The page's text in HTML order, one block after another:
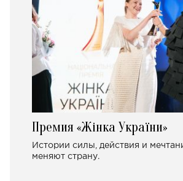
Премия «Жінка України»
Истории силы, действия и
меняют страну.